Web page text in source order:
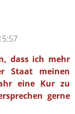
dass ich mehr
Staat meinen
eine Kur zu
gerne